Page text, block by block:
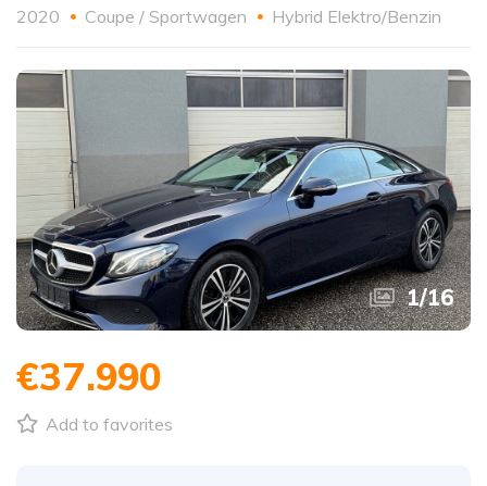
2020 Coupe / Sportwagen Hybrid Elektro/Benzin
1/16
€37.990
Add to favorites